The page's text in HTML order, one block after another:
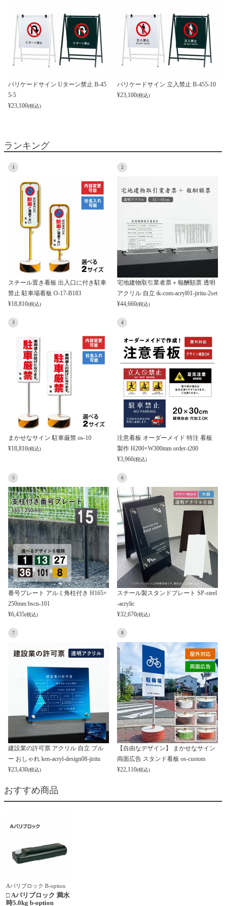
バリケードサイン Uターン禁止 B-45
5-5
¥23,100(税込)
バリケードサイン 立入禁止 B-455-10
¥23,100(税込)
ランキング
1
スチール置き看板 出入口に付き駐車
禁止 駐車場看板 O-17-B183
¥18,810(税込)
2
宅地建物取引業者票＋報酬額票 透明
アクリル 自立 tk-com-acryl01-jiritu-2set
¥44,660(税込)
3
まかせなサイン 駐車厳禁 os-10
¥18,810(税込)
4
注意看板 オーダーメイド 特注 看板
製作 H200×W300mm order-t200
¥3,960(税込)
5
番号プレート アルミ角柱付き H165×
250mm bscn-101
¥6,435(税込)
6
スチール製スタンドプレート SP-steel
-acrylic
¥32,670(税込)
7
建設業の許可票 アクリル 自立 ブル
ー おしゃれ ken-acryl-design08-jiritu
¥23,430(税込)
8
【自由なデザイン】 まかせなサイン
両面広告 スタンド看板 os-custom
¥22,110(税込)
おすすめ商品
Aバリブロック B-option
□ Aバリブロック 満水
時5.0kg b-option